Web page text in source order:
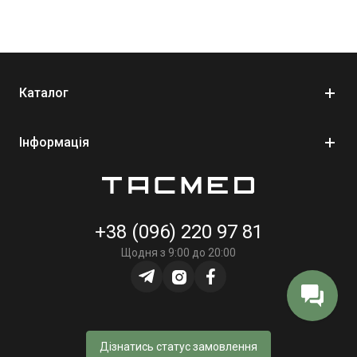
Каталог
Інформація
+38 (096) 220 97 81
Щодня з 9:00 до 20:00
Дізнатись статус замовлення